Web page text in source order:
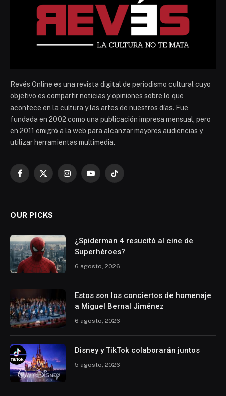
Revés Online es una revista digital de periodismo cultural cuyo
objetivo es compartir noticias y opiniones sobre lo que
acontece en la cultura y las artes de nuestros días. Fue
fundada en 2002 como una publicación impresa mensual, pero
en 2011 emigró a la web para alcanzar mayores audiencias y
utilizar herramientas multimedia.
Facebook
X
InstagramYouTubeTikTok
OUR PICKS
¿Spiderman 4 resucitó al cine de
Superhéroes?
6 agosto, 2026
Estos son los conciertos de homenaje
a Miguel Bernal Jiménez
6 agosto, 2026
Disney y TikTok colaborarán juntos
5 agosto, 2026